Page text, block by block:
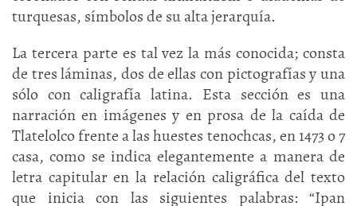
turquesas, símbolos de su alta jerarquía.
La tercera parte es tal vez la más conocida; consta
de tres láminas, dos de ellas con pictografías y una
sólo con caligrafía latina. Esta sección es una
narración en imágenes y en prosa de la caída de
Tlatelolco frente a las huestes tenochcas, en 1473 o 7
casa, como se indica elegantemente a manera de
letra capitular en la relación caligráfica del texto
que inicia con las siguientes palabras: “Ipan